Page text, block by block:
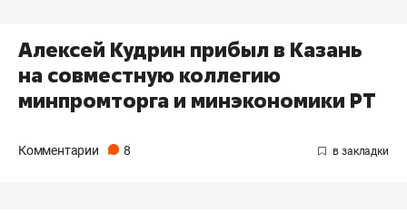
Алексей Кудрин прибыл в Казань
на совместную коллегию
минпромторга и минэкономики РТ
Комментарии 8